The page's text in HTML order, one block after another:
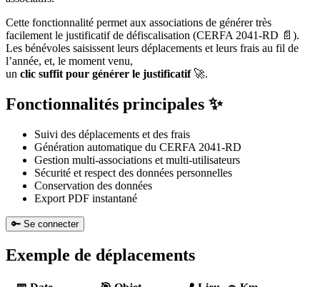
Cette fonctionnalité permet aux associations de générer très
facilement le justificatif de défiscalisation (CERFA 2041-RD 📄️).
Les bénévoles saisissent leurs déplacements et leurs frais au fil de
l’année, et, le moment venu,
un clic suffit pour générer le justificatif🚀.
Fonctionnalités principales ✨
Suivi des déplacements et des frais
Génération automatique du CERFA 2041-RD
Gestion multi-associations et multi-utilisateurs
Sécurité et respect des données personnelles
Conservation des données
Export PDF instantané
🔑 Se connecter
Exemple de déplacements